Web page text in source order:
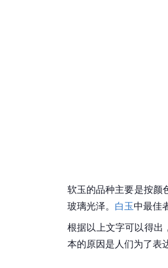
软玉的品种主要是按颜
玻璃光泽。 白玉中最佳
根据以上文字可以得出
本的原因是人们为了表